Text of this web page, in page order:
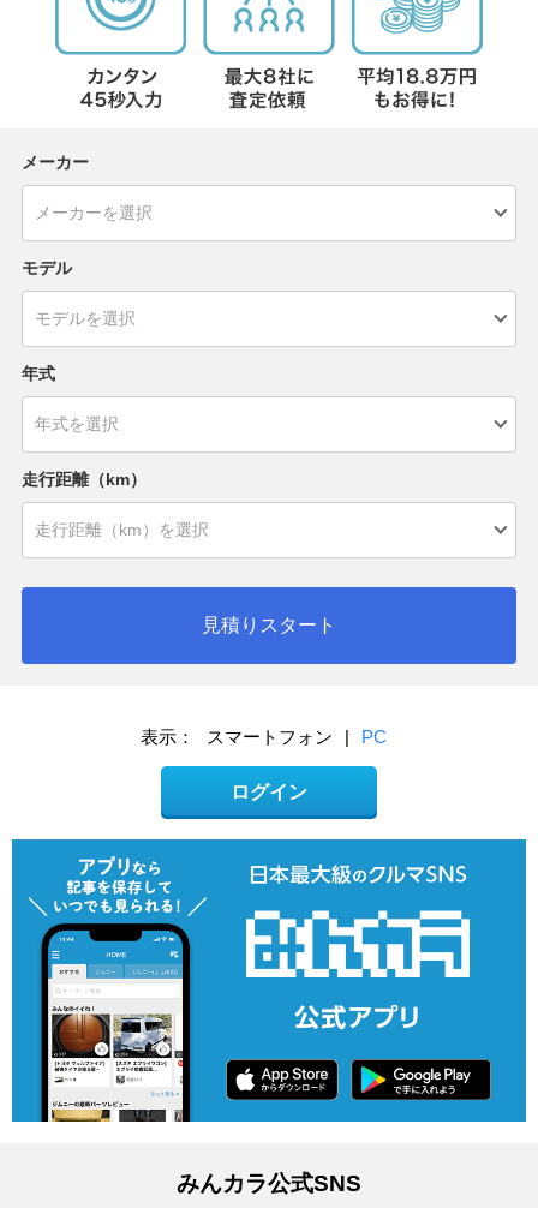
メーカー
モデル
年式
走行距離（km）
見積りスタート
表示： スマートフォン | PC
ログイン
みんカラ公式SNS